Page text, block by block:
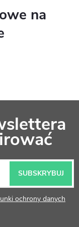
na
ochrony danych
SUBSKRYBUJ